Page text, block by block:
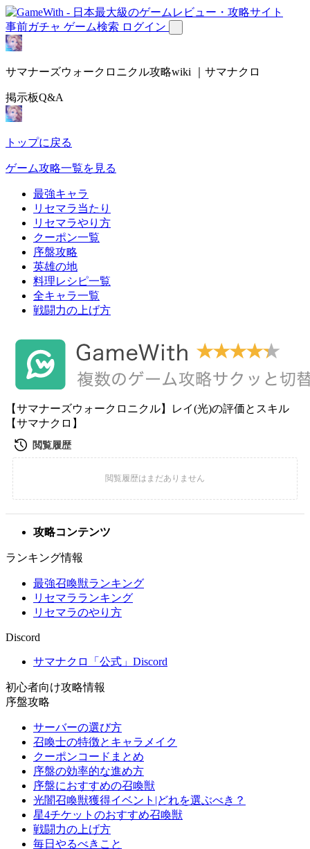
事前ガチャ ゲーム検索 ログイン
サマナーズウォークロニクル攻略wiki ｜サマナクロ
掲示板Q&A
トップに戻る
ゲーム攻略一覧を見る
最強キャラ
リセマラ当たり
リセマラやり方
クーポン一覧
序盤攻略
英雄の地
料理レシピ一覧
全キャラ一覧
戦闘力の上げ方
【サマナーズウォークロニクル】レイ(光)の評価とスキル
【サマナクロ】
攻略コンテンツ
ランキング情報
最強召喚獣ランキング
リセマラランキング
リセマラのやり方
Discord
サマナクロ「公式」Discord
初心者向け攻略情報
序盤攻略
サーバーの選び方
召喚士の特徴とキャラメイク
クーポンコードまとめ
序盤の効率的な進め方
序盤におすすめの召喚獣
光闇召喚獣獲得イベント|どれを選ぶべき？
星4チケットのおすすめ召喚獣
戦闘力の上げ方
毎日やるべきこと